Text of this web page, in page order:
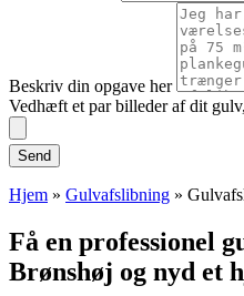
Beskriv din opgave her
Vedhæft et par billeder af dit
Send
Hjem » Gulvafslibning »
Få en professionel
Brønshøj og nyd et